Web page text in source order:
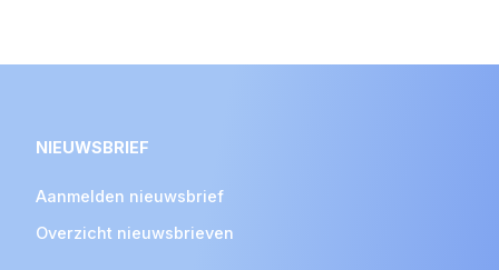
NIEUWSBRIEF
Aanmelden nieuwsbrief
Overzicht nieuwsbrieven